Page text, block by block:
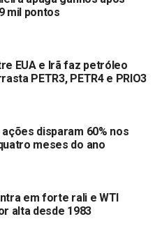
Email
Online por R$1,2
simplificação
mil pontos
EUA e Irã faz petróleo
PETR3, PETR4 e PRIO3
disparam 60% nos
meses do ano
em forte rali e WTI
alta desde 1983